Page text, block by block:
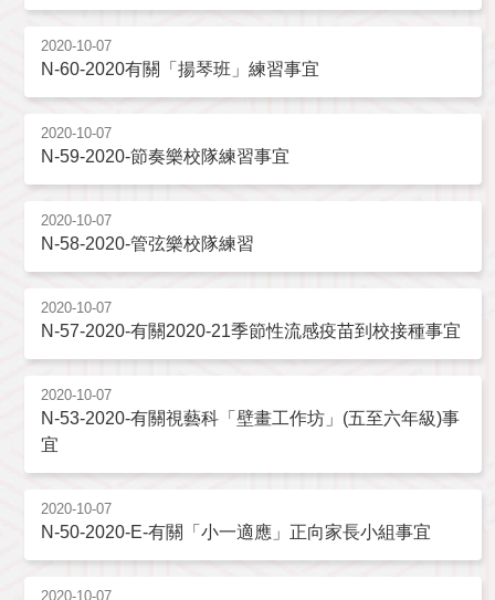
2020-10-07
N-60-2020有關「揚琴班」練習事宜
2020-10-07
N-59-2020-節奏樂校隊練習事宜
2020-10-07
N-58-2020-管弦樂校隊練習
2020-10-07
N-57-2020-有關2020-21季節性流感疫苗到校接種事宜
2020-10-07
N-53-2020-有關視藝科「壁畫工作坊」(五至六年級)事
宜
2020-10-07
N-50-2020-E-有關「小一適應」正向家長小組事宜
2020-10-07